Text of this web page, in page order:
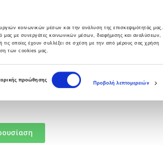
κοινωνικών μέσων και την ανάλυση της επισκεψιμότητάς μας.
μας με συνεργάτες κοινωνικών μέσων, διαφήμισης και αναλύσεων,
οποίες έχουν συλλέξει σε σχέση με την από μέρους σας χρήση
των cookies μας.
προώθησης
Προβολή λεπτομερειών
ΕΠΙΚΟΙΝΩΝΙΑ